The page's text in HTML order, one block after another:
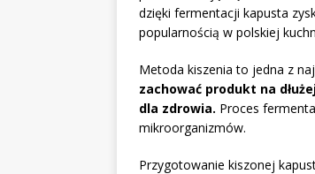
dzięki fermentacji kapusta
popularnością w polskiej
Metoda kiszenia to jedna z
zachować produkt na
dla zdrowia. Proces
mikroorganizmów.
Przygotowanie kiszonej